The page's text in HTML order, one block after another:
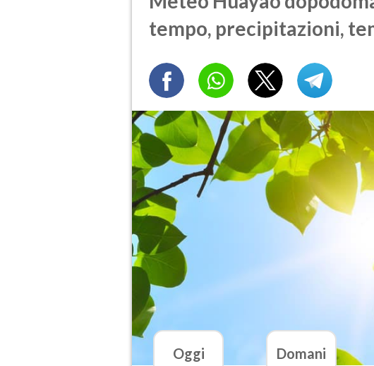
tempo, precipitazioni,
Oggi
Domani